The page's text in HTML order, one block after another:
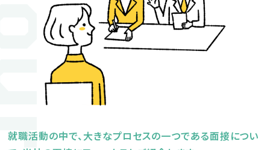
営業職
営業事務職
企画事務職
人材育成方針・キャリアパス
福利厚生
中途募集要項
就職活動の中で、大きなプロセスの一つである面接につい